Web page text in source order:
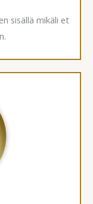
sisällä mikäli et